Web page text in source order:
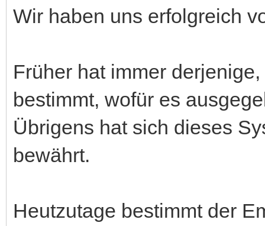
Wir haben uns erfolgreich
Früher hat immer
bestimmt, wofür es
Übrigens hat sich dieses
bewährt.
Heutzutage bestimmt der